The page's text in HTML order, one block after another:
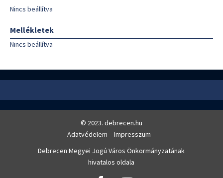
Nincs beállítva
Mellékletek
Nincs beállítva
© 2023. debrecen.hu
Adatvédelem
Impresszum
Debrecen Megyei Jogú Város Önkormányzatának
hivatalos oldala